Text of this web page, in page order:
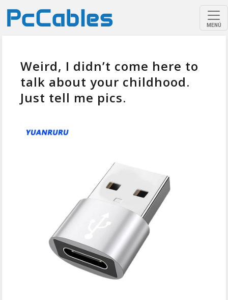
MENÚ
Weird, I didn’t come here to
talk about your childhood.
Just tell me pics.